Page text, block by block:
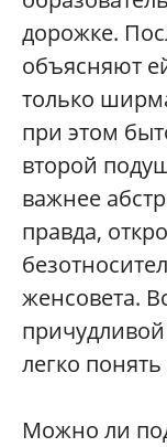
дорожке.
объясняют
только
при этом
второй
важнее
правда,
женсовета.
причудливой
легко
Можно ли